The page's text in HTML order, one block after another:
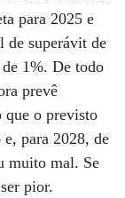
para 2025 e
de superávit de
1%. De todo
prevê
que o previsto
para 2028, de
muito mal. Se
pior.